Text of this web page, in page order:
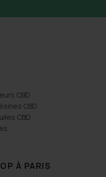
CBD
CBD
CBD
À PARIS